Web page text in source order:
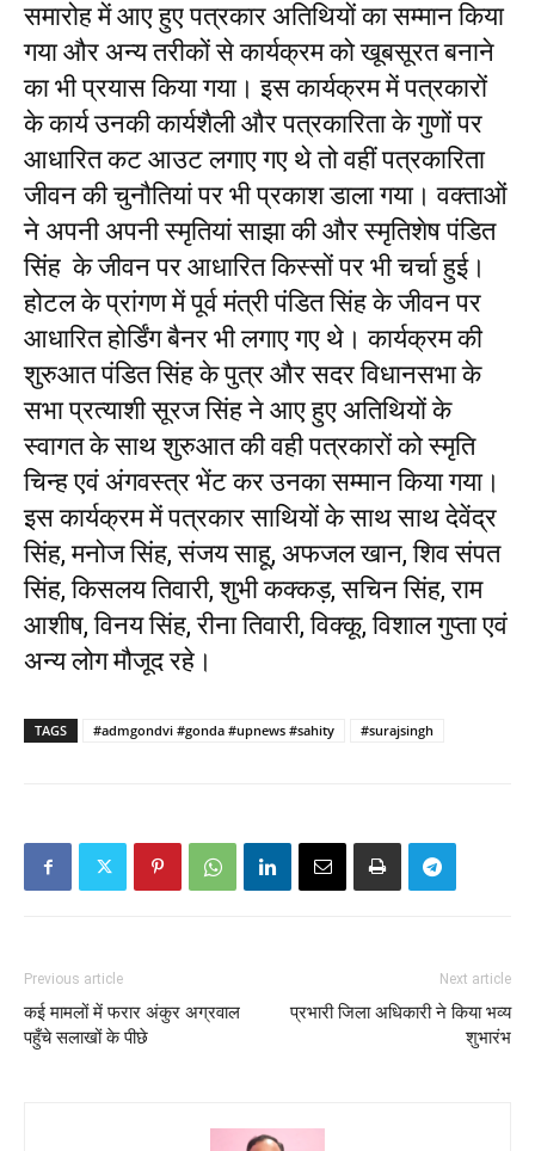
समारोह में आए हुए पत्रकार अतिथियों का सम्मान किया
गया और अन्य तरीकों से कार्यक्रम को खूबसूरत बनाने
का भी प्रयास किया गया। इस कार्यक्रम में पत्रकारों
के कार्य उनकी कार्यशैली और पत्रकारिता के गुणों पर
आधारित कट आउट लगाए गए थे तो वहीं पत्रकारिता
जीवन की चुनौतियां पर भी प्रकाश डाला गया। वक्ताओं
ने अपनी अपनी स्मृतियां साझा की और स्मृतिशेष पंडित
सिंह के जीवन पर आधारित किस्सों पर भी चर्चा हुई।
होटल के प्रांगण में पूर्व मंत्री पंडित सिंह के जीवन पर
आधारित होर्डिंग बैनर भी लगाए गए थे। कार्यक्रम की
शुरुआत पंडित सिंह के पुत्र और सदर विधानसभा के
सभा प्रत्याशी सूरज सिंह ने आए हुए अतिथियों के
स्वागत के साथ शुरुआत की वही पत्रकारों को स्मृति
चिन्ह एवं अंगवस्त्र भेंट कर उनका सम्मान किया गया।
इस कार्यक्रम में पत्रकार साथियों के साथ साथ देवेंद्र
सिंह, मनोज सिंह, संजय साहू, अफजल खान, शिव संपत
सिंह, किसलय तिवारी, शुभी कक्कड़, सचिन सिंह, राम
आशीष, विनय सिंह, रीना तिवारी, विक्कू, विशाल गुप्ता एवं
अन्य लोग मौजूद रहे।
TAGS #admgondvi #gonda #upnews #sahity #surajsingh
Previous article
कई मामलों में फरार अंकुर अग्रवाल
पहुँचे सलाखों के पीछे
Next article
प्रभारी जिला अधिकारी ने किया भव्य
शुभारंभ